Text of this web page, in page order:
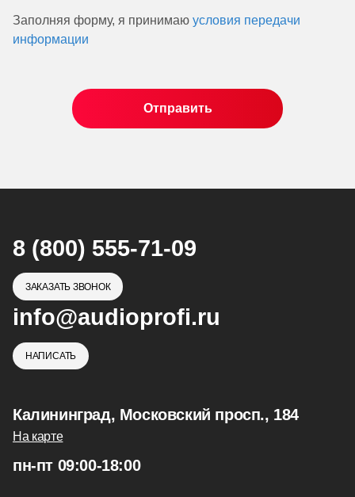
Заполняя форму, я принимаю условия передачи
информации
8 (800) 555-71-09
ЗАКАЗАТЬ ЗВОНОК
info@audioprofi.ru
НАПИСАТЬ
Калининград, Московский просп., 184
На карте
пн-пт 09:00-18:00